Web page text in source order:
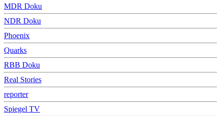
MDR Doku
NDR Doku
Phoenix
Quarks
RBB Doku
Real Stories
reporter
Spiegel TV